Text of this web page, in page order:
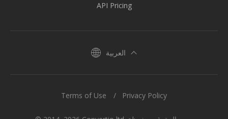
API Pricing
العربية
Terms of Use Privacy Policy